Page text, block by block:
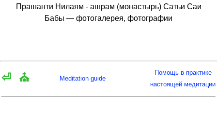
Прашанти Нилаям - ашрам (монастырь) Сатьи Саи
Бабы — фотогалерея, фотографии
⏎ ⛪ Meditation guide
Помощь в практике
настоящей медитации